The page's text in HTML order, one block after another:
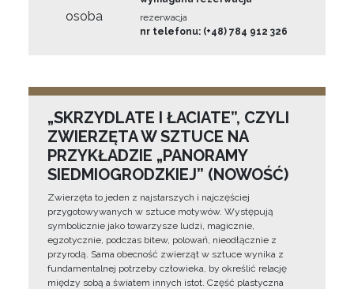
osoba
rezerwacja
nr telefonu: (+48) 784 912 326
„SKRZYDLATE I ŁACIATE”, CZYLI
ZWIERZĘTA W SZTUCE NA
PRZYKŁADZIE „PANORAMY
SIEDMIOGRODZKIEJ” (NOWOŚĆ)
Zwierzęta to jeden z najstarszych i najczęściej
przygotowywanych w sztuce motywów. Występują
symbolicznie jako towarzysze ludzi, magicznie,
egzotycznie, podczas bitew, polowań, nieodłącznie z
przyrodą. Sama obecność zwierząt w sztuce wynika z
fundamentalnej potrzeby człowieka, by określić relację
między sobą a światem innych istot. Część plastyczna